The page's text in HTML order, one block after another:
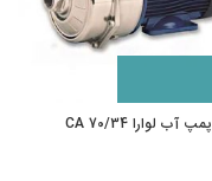
پمپ آب لوارا CA 70/34